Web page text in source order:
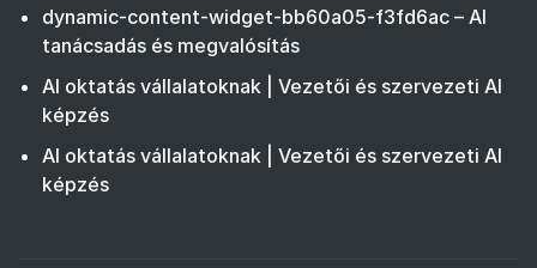
dynamic-content-widget-bb60a05-f3fd6ac – AI
tanácsadás és megvalósítás
AI oktatás vállalatoknak | Vezetői és szervezeti AI
képzés
AI oktatás vállalatoknak | Vezetői és szervezeti AI
képzés